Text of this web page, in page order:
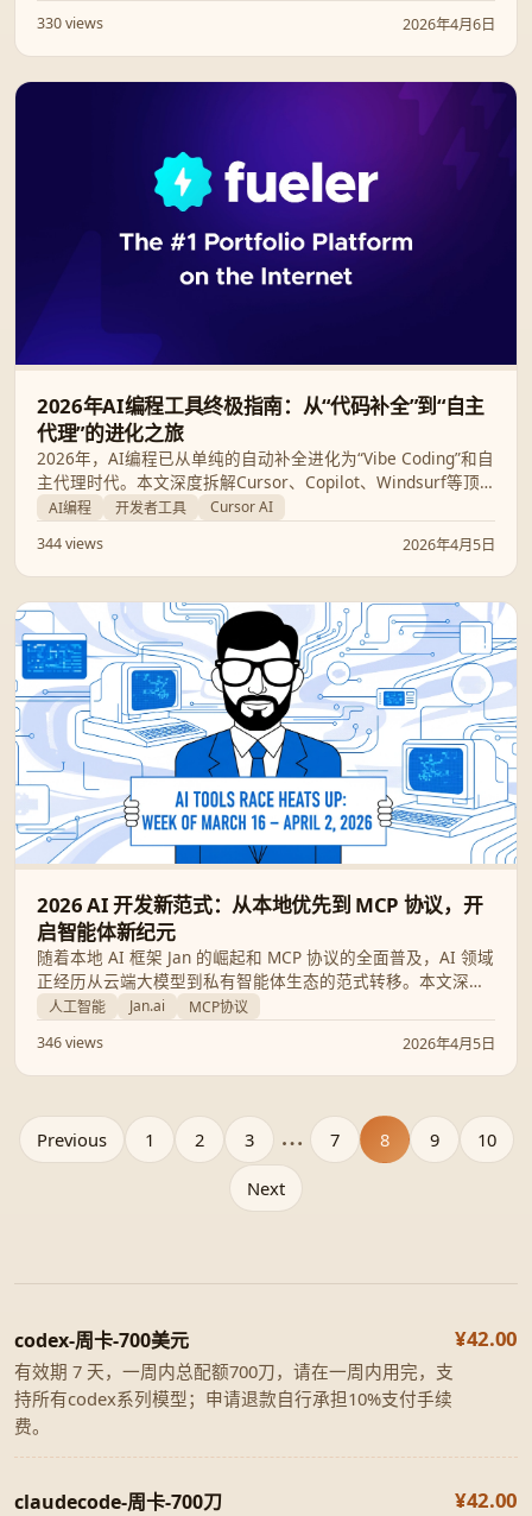
KAIROS，引发了行业对 AI 供应链安全和供应商依赖的深度讨
论。
330 views
2026年4月6日
2026年AI编程工具终极指南：从“代码补全”到“自主
代理”的进化之旅
2026年，AI编程已从单纯的自动补全进化为“Vibe Coding”和自
主代理时代。本文深度拆解Cursor、Copilot、Windsurf等顶
级工具的实战表现，并揭示如何在提升生产力的同时规避昂贵
的令牌成本和潜在的逻辑漏洞。
AI编程 开发者工具
Cursor AI
344 views
2026年4月5日
2026 AI 开发新范式：从本地优先到 MCP 协议，开
启智能体新纪元
随着本地 AI 框架 Jan 的崛起和 MCP 协议的全面普及，AI 领域
正经历从云端大模型到私有智能体生态的范式转移。本文深度
解析 Nvidia 硬件变革、AI 编程工具的三足鼎立格局，以及如
人工智能 Jan.ai
MCP协议
346 views
2026年4月5日
Previous 1 2 3 ... 7 8 9 10
Next
codex-周卡-700美元
有效期 7 天，一周内总配额700刀，请在一周内用完，支
持所有codex系列模型；申请退款自行承担10%支付手续
费。
¥42.00
claudecode-周卡-700刀 ¥42.00